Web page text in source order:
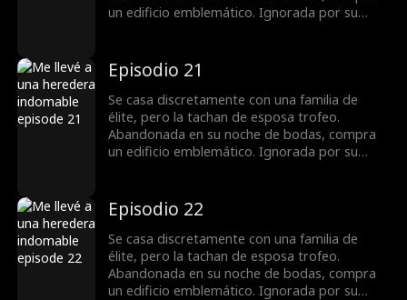
un edificio emblemático. Ignorada por su
domina la junta y la pista de carreras. Al
revelarse secretos, todos ven que no es una
cazafortunas, sino una reina que busca
venganza.
Episodio 21
Se casa discretamente con una familia de
élite, pero la tachan de esposa trofeo.
Abandonada en su noche de bodas, compra
un edificio emblemático. Ignorada por su
domina la junta y la pista de carreras. Al
revelarse secretos, todos ven que no es una
cazafortunas, sino una reina que busca
venganza.
Episodio 22
Se casa discretamente con una familia de
élite, pero la tachan de esposa trofeo.
Abandonada en su noche de bodas, compra
un edificio emblemático. Ignorada por su